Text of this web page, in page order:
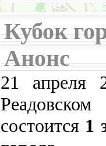
Кубок
Анонс
21 апреля
состоится 1